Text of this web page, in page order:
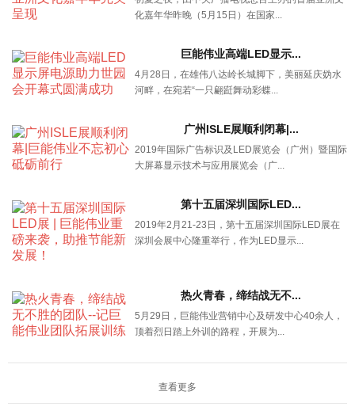
化嘉年华昨晚（5月15日）在国家...
巨能伟业高端LED显示...
4月28日，在雄伟八达岭长城脚下，美丽延庆妫水
河畔，在宛若“一只翩跹舞动彩蝶...
广州ISLE展顺利闭幕|...
2019年国际广告标识及LED展览会（广州）暨国际
大屏幕显示技术与应用展览会（广...
第十五届深圳国际LED...
2019年2月21-23日，第十五届深圳国际LED展在
深圳会展中心隆重举行，作为LED显示...
热火青春，缔结战无不...
5月29日，巨能伟业营销中心及研发中心40余人，
顶着烈日踏上外训的路程，开展为...
查看更多